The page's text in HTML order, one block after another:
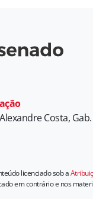
Costa,
licenciado sob a
em contrário e nos